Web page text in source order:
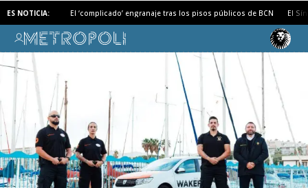
ES NOTICIA: El ‘complicado’ engranaje tras los pisos públicos de BCN El